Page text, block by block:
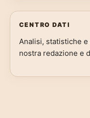
CENTRO DATI
Analisi, statistiche
nostra redazione e